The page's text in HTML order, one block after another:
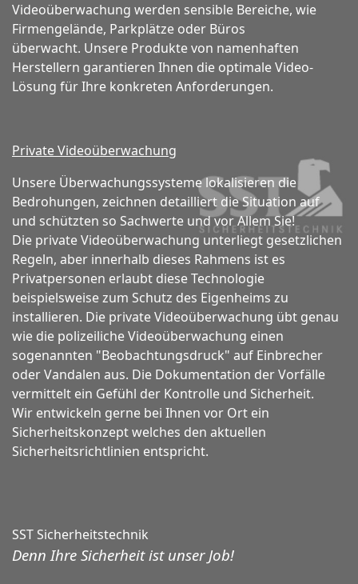
Videoüberwachung werden sensible Bereiche, wie
Firmengelände, Parkplätze oder Büros
überwacht. Unsere Produkte von namenhaften
Herstellern garantieren Ihnen die optimale Video-
Lösung für Ihre konkreten Anforderungen.
Private Videoüberwachung
Unsere Überwachungssysteme lokalisieren die
Bedrohungen, zeichnen detailliert die Situation auf
und schützten so Sachwerte und vor Allem Sie!
Die private Videoüberwachung unterliegt gesetzlichen
Regeln, aber innerhalb dieses Rahmens ist es
Privatpersonen erlaubt diese Technologie
beispielsweise zum Schutz des Eigenheims zu
installieren. Die private Videoüberwachung übt genau
wie die polizeiliche Videoüberwachung einen
sogenannten "Beobachtungsdruck" auf Einbrecher
oder Vandalen aus. Die Dokumentation der Vorfälle
vermittelt ein Gefühl der Kontrolle und Sicherheit.
Wir entwickeln gerne bei Ihnen vor Ort ein
Sicherheitskonzept welches den aktuellen
Sicherheitsrichtlinien entspricht.
SST Sicherheitstechnik
Denn Ihre Sicherheit ist unser Job!